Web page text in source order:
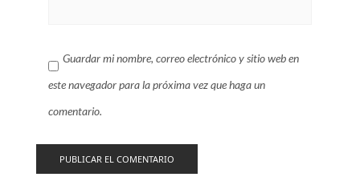
Guardar mi nombre, correo electrónico y sitio web en
este navegador para la próxima vez que haga un
comentario.